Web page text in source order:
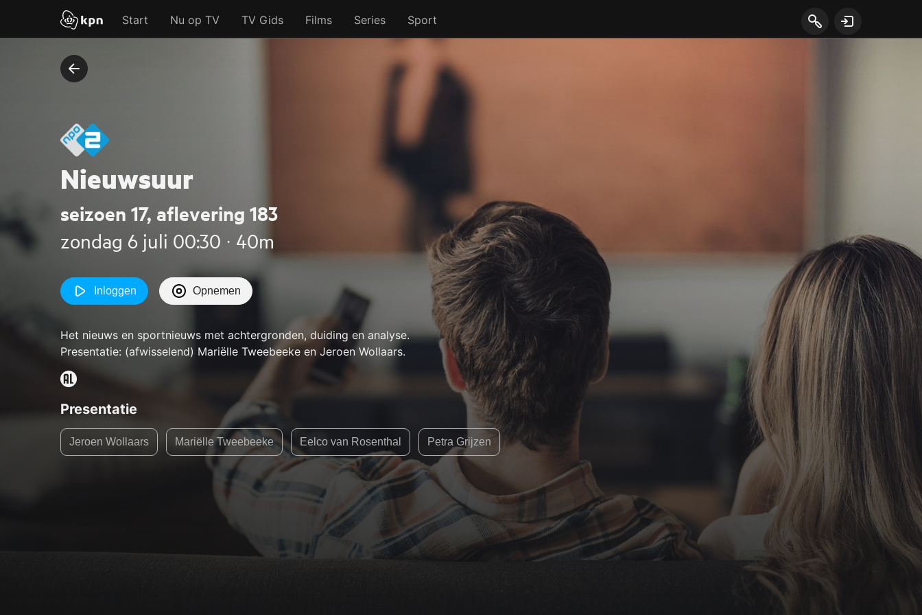
Start Nu op TV TV Gids Films Series Sport
Nieuwsuur
seizoen 17, aflevering 183
zondag 6 juli 00:30 ‧ 40m
Inloggen Opnemen
Het nieuws en sportnieuws met achtergronden, duiding en analyse.
Presentatie: (afwisselend) Mariëlle Tweebeeke en Jeroen Wollaars.
Presentatie
Jeroen Wollaars Mariëlle Tweebeeke Eelco van Rosenthal Petra Grijzen